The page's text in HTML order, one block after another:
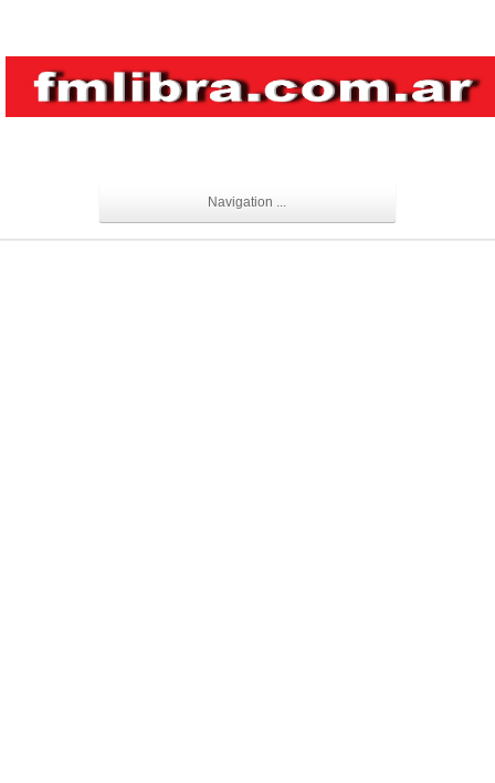
Navigation ...